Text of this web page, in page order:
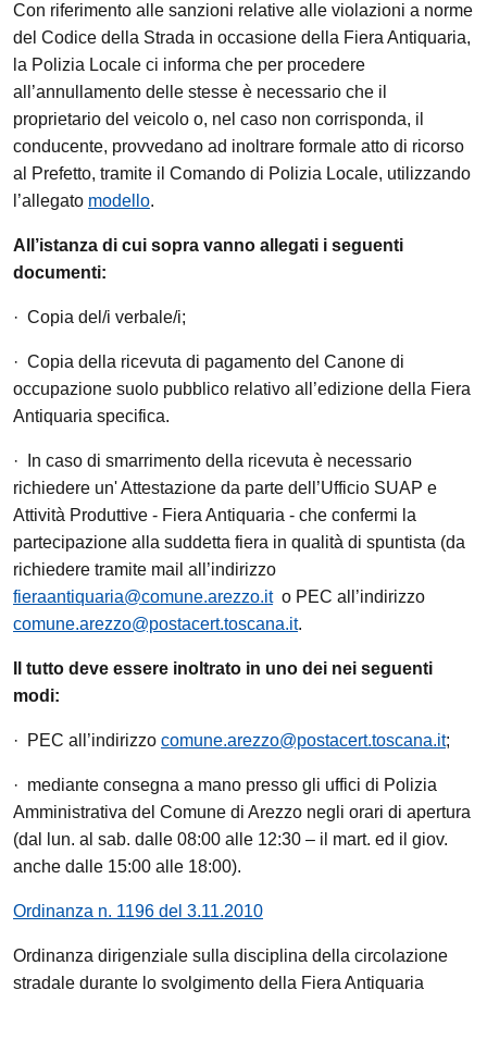
Con riferimento alle sanzioni relative alle violazioni a norme
del Codice della Strada in occasione della Fiera Antiquaria,
la Polizia Locale ci informa che per procedere
all’annullamento delle stesse è necessario che il
proprietario del veicolo o, nel caso non corrisponda, il
conducente, provvedano ad inoltrare formale atto di ricorso
al Prefetto, tramite il Comando di Polizia Locale, utilizzando
l’allegato modello.
All’istanza di cui sopra vanno allegati i seguenti
documenti:
· Copia del/i verbale/i;
· Copia della ricevuta di pagamento del Canone di
occupazione suolo pubblico relativo all’edizione della Fiera
Antiquaria specifica.
· In caso di smarrimento della ricevuta è necessario
richiedere un' Attestazione da parte dell’Ufficio SUAP e
Attività Produttive - Fiera Antiquaria - che confermi la
partecipazione alla suddetta fiera in qualità di spuntista (da
richiedere tramite mail all’indirizzo
fieraantiquaria@comune.arezzo.ito PEC all’indirizzo
comune.arezzo@postacert.toscana.it.
Il tutto deve essere inoltrato in uno dei nei seguenti
modi:
· PEC all’indirizzo comune.arezzo@postacert.toscana.it;
· mediante consegna a mano presso gli uffici di Polizia
Amministrativa del Comune di Arezzo negli orari di apertura
(dal lun. al sab. dalle 08:00 alle 12:30 – il mart. ed il giov.
anche dalle 15:00 alle 18:00).
Ordinanza n. 1196 del 3.11.2010
Ordinanza dirigenziale sulla disciplina della circolazione
stradale durante lo svolgimento della Fiera Antiquaria